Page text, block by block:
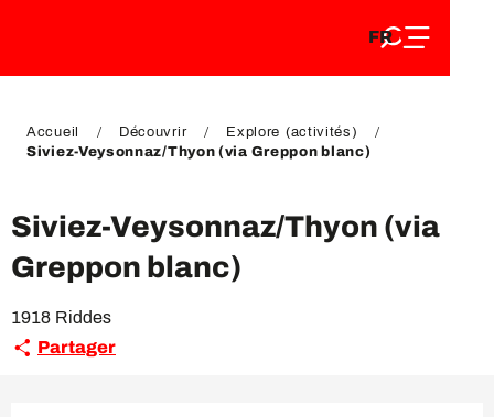
DE
FR
EN
Accueil Découvrir
Explore (activités)
Siviez-Veysonnaz/Thyon (via Greppon blanc)
Siviez-Veysonnaz/Thyon (via
Greppon blanc)
1918 Riddes
Partager